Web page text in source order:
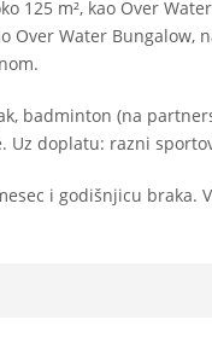
125 m², kao Over
Over Water
badminton (na
doplatu: razni
i godišnjicu braka.